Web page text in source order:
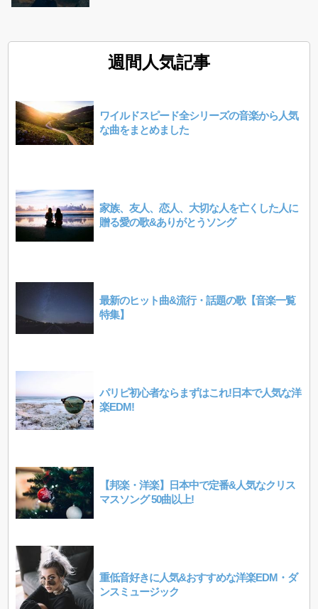
週間人気記事
ワイルドスピード全シリーズの音楽から人気
な曲をまとめました
家族、友人、恋人、大切な人を亡くした人に
贈る愛の歌&ありがとうソング
最新のヒット曲&流行・話題の歌【音楽一覧
特集】
パリピ初心者ならまずはこれ!日本で人気な洋
楽EDM!
【邦楽・洋楽】日本中で定番&人気なクリス
マスソング 50曲以上!
重低音好きに人気&おすすめな洋楽EDM・ダ
ンスミュージック